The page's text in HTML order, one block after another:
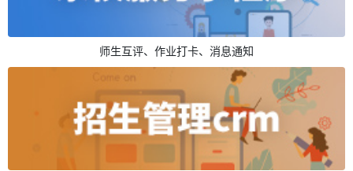
师生互评、作业打卡、消息通知